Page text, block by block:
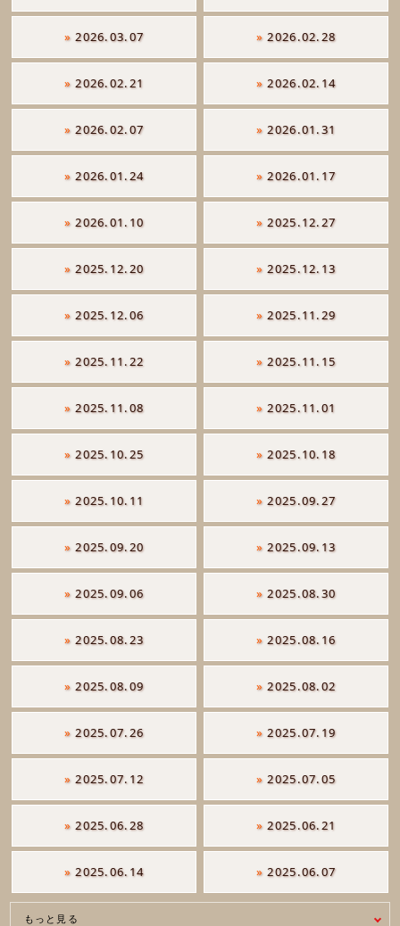
» 2026.03.07 » 2026.02.28
» 2026.02.21 » 2026.02.14
» 2026.02.07 » 2026.01.31
» 2026.01.24 » 2026.01.17
» 2026.01.10 » 2025.12.27
» 2025.12.20 » 2025.12.13
» 2025.12.06 » 2025.11.29
» 2025.11.22 » 2025.11.15
» 2025.11.08 » 2025.11.01
» 2025.10.25 » 2025.10.18
» 2025.10.11 » 2025.09.27
» 2025.09.20 » 2025.09.13
» 2025.09.06 » 2025.08.30
» 2025.08.23 » 2025.08.16
» 2025.08.09 » 2025.08.02
» 2025.07.26 » 2025.07.19
» 2025.07.12 » 2025.07.05
» 2025.06.28 » 2025.06.21
» 2025.06.14 » 2025.06.07
もっと見る